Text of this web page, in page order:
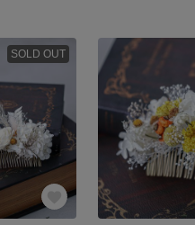
SOLD OUT